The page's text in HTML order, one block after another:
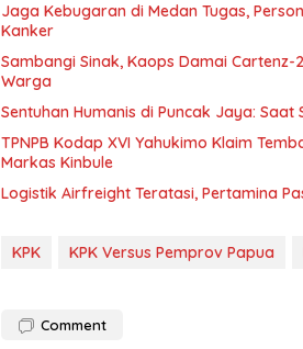
Jaga Kebugaran di Medan Tugas,
Kanker
Sambangi Sinak, Kaops Damai
Warga
Sentuhan Humanis di Puncak Jaya:
TPNPB Kodap XVI Yahukimo Klaim
Markas Kinbule
Logistik Airfreight Teratasi, Pertamina
KPK KPK Versus Pemprov Papua
Comment